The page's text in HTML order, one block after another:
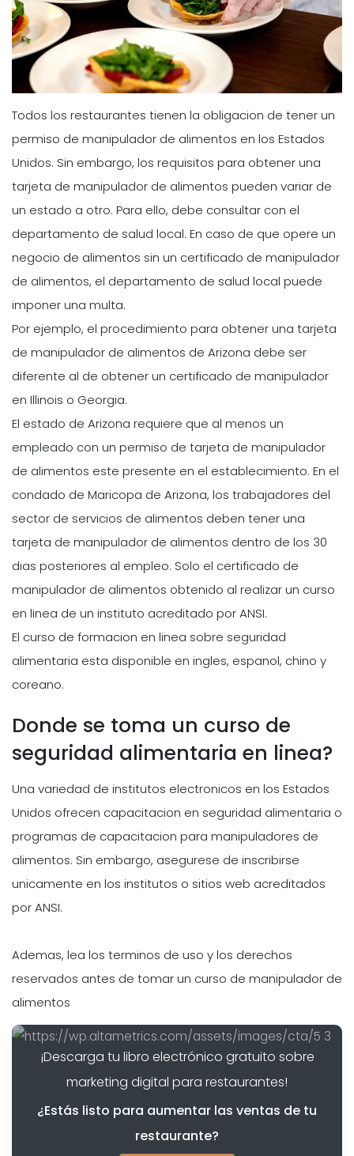
Todos los restaurantes tienen la obligacion de tener un
permiso de manipulador de alimentos en los Estados
Unidos. Sin embargo, los requisitos para obtener una
tarjeta de manipulador de alimentos pueden variar de
un estado a otro. Para ello, debe consultar con el
departamento de salud local. En caso de que opere un
negocio de alimentos sin un certificado de manipulador
de alimentos, el departamento de salud local puede
imponer una multa.
Por ejemplo, el procedimiento para obtener una tarjeta
de manipulador de alimentos de Arizona debe ser
diferente al de obtener un certificado de manipulador
en Illinois o Georgia.
El estado de Arizona requiere que al menos un
empleado con un permiso de tarjeta de manipulador
de alimentos este presente en el establecimiento. En el
condado de Maricopa de Arizona, los trabajadores del
sector de servicios de alimentos deben tener una
tarjeta de manipulador de alimentos dentro de los 30
dias posteriores al empleo. Solo el certificado de
manipulador de alimentos obtenido al realizar un curso
en linea de un instituto acreditado por ANSI.
El curso de formacion en linea sobre seguridad
alimentaria esta disponible en ingles, espanol, chino y
coreano.
Donde se toma un curso de
seguridad alimentaria en linea?
Una variedad de institutos electronicos en los Estados
Unidos ofrecen capacitacion en seguridad alimentaria o
programas de capacitacion para manipuladores de
alimentos. Sin embargo, asegurese de inscribirse
unicamente en los institutos o sitios web acreditados
por ANSI.
Ademas, lea los terminos de uso y los derechos
reservados antes de tomar un curso de manipulador de
alimentos
¡Descarga tu libro electrónico gratuito sobre
marketing digital para restaurantes!
¿Estás listo para aumentar las ventas de tu
restaurante?